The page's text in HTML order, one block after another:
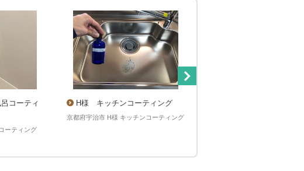
コーティ
ーティング
H様 キッチンコーティング
京都府宇治市 H様 キッチンコーティング